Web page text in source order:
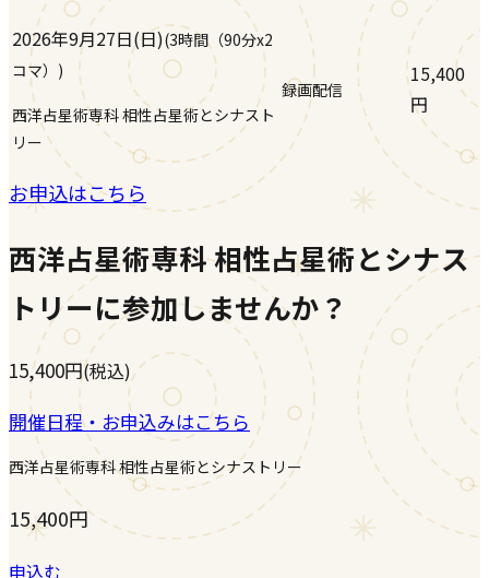
2026年9月27日(日)(3時間（90分x2
コマ） )
西洋占星術専科 相性占星術とシナスト
リー
録画配信
15,400
円
お申込はこちら
西洋占星術専科 相性占星術とシナス
トリーに参加しませんか？
15,400円(税込)
開催日程・お申込みはこちら
西洋占星術専科 相性占星術とシナストリー
15,400円
申込む